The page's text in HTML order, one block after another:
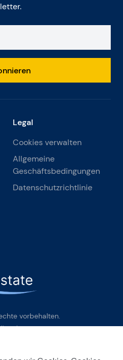
Legal
Cookies verwalten
Allgemeine
Geschäftsbedingungen
Datenschutzrichtlinie
vorbehalten.
-Phone: +385 98 384 007
Mitglied von Forbes Global